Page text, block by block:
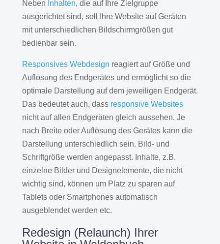
Neben Inhalten, die auf Ihre Zielgruppe
ausgerichtet sind, soll Ihre Website auf Geräten
mit unterschiedlichen Bildschirmgrößen gut
bedienbar sein.
Responsives Webdesign reagiert auf Größe und
Auflösung des Endgerätes und ermöglicht so die
optimale Darstellung auf dem jeweiligen Endgerät.
Das bedeutet auch, dass responsive Websites
nicht auf allen Endgeräten gleich aussehen. Je
nach Breite oder Auflösung des Gerätes kann die
Darstellung unterschiedlich sein. Bild- und
Schriftgröße werden angepasst. Inhalte, z.B.
einzelne Bilder und Designelemente, die nicht
wichtig sind, können um Platz zu sparen auf
Tablets oder Smartphones automatisch
ausgeblendet werden etc.
Redesign (Relaunch) Ihrer